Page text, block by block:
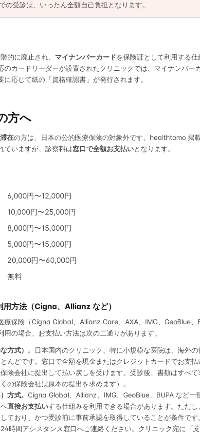
の受診は、いったん全額自己負担となります。
的に廃止され、 マイナンバーカードを保険証として利用する仕
のカードリーダーが設置されたクリニックでは、マイナンバー
応じて紙の「資格確認書」が発行されます。
方へ
在の方は、日本の公的医療保険の対象外です。healthtomo 掲
ていますが、診察料は窓口で全額お支払いとなります。
6,000円〜12,000円
10,000円〜25,000円
8,000円〜15,000円
5,000円〜15,000円
20,000円〜60,000円
無料
方法（Cigna、Allianz など）
療保険（Cigna Global、Allianz Care、AXA、IMG、GeoBlue、
の場合、お支払い方法は次の二通りがあります。
方式）。
日本国内のクリニック、特に小規模な医院は、海外
んどです。窓口で全額を現金またはクレジットカードでお支
保険会社に提出して払い戻しを受けます。受診後、書類はすべ
の保険会社は原本の提出を求めます）。
方式。 Cigna Global、Allianz、IMG、GeoBlue、BUPA など一
直接お支払いする仕組みを利用できる場合があります。ただ
ており、かつ受診前に事前承認を取得していることが条件で
時間アシスタンス窓口へご連絡ください。クリニック宛に
「